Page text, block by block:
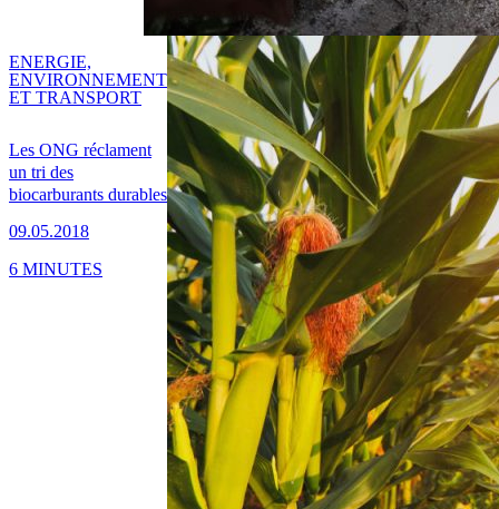
Les ONG réclament
un tri des
biocarburants durables
09.05.2018
ENERGIE,
ENVIRONNEMENT
ET TRANSPORT
6 MINUTES